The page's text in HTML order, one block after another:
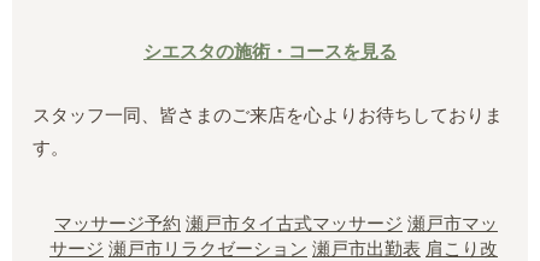
シエスタの施術・コースを見る
スタッフ一同、皆さまのご来店を心よりお待ちしておりま
す。
マッサージ予約 瀬戸市タイ古式マッサージ 瀬戸市マッ
サージ 瀬戸市リラクゼーション 瀬戸市出勤表 肩こり改